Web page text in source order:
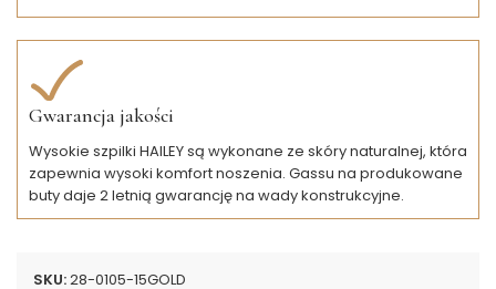
Gwarancja jakości
Wysokie szpilki HAILEY są wykonane ze skóry naturalnej, która
zapewnia wysoki komfort noszenia. Gassu na produkowane
buty daje 2 letnią gwarancję na wady konstrukcyjne.
SKU:28-0105-15GOLD